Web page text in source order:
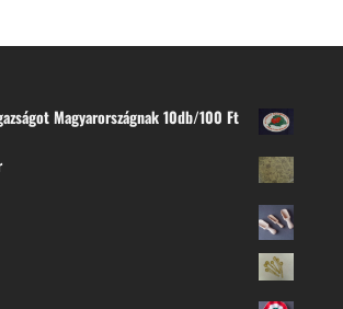
Magyarországnak 10db/100 Ft